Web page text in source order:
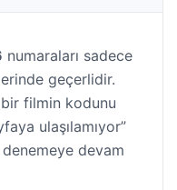
numaraları sadece
geçerlidir.
filmin kodunu
ulaşılamıyor”
devam